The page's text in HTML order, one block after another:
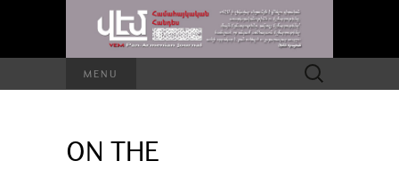
MENU
Search
for:
ON THE